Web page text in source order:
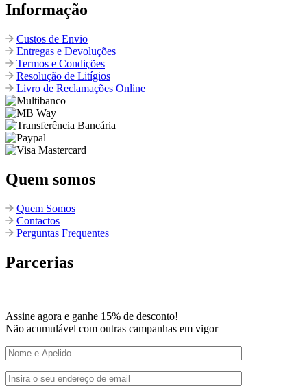
Informação
Custos de Envio
Entregas e Devoluções
Termos e Condições
Resolução de Litígios
Livro de Reclamações Online
Quem somos
Quem Somos
Contactos
Perguntas Frequentes
Parcerias
Assine agora e ganhe 15% de desconto!
Não acumulável com outras campanhas em vigor